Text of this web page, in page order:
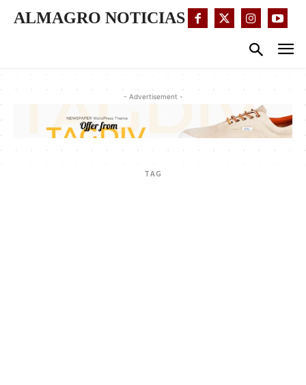
ALMAGRO NOTICIAS
- Advertisement -
TAG